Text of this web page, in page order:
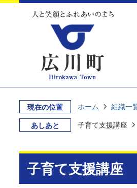
現在の位置 ホーム 組織一
あしあと
子育て支援講座
子育て支援講座